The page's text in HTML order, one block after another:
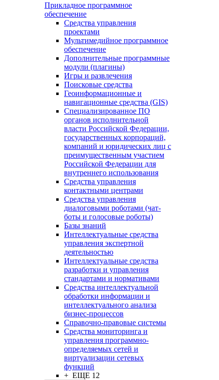
Прикладное программное
обеспечение
Средства управления
проектами
Мультимедийное программное
обеспечение
Дополнительные программные
модули (плагины)
Игры и развлечения
Поисковые средства
Геоинформационные и
навигационные средства (GIS)
Специализированное ПО
органов исполнительной
власти Российской Федерации,
государственных корпораций,
компаний и юридических лиц с
преимущественным участием
Российской Федерации для
внутреннего использования
Средства управления
контактными центрами
Средства управления
диалоговыми роботами (чат-
боты и голосовые роботы)
Базы знаний
Интеллектуальные средства
управления экспертной
деятельностью
Интеллектуальные средства
разработки и управления
стандартами и нормативами
Средства интеллектуальной
обработки информации и
интеллектуального анализа
бизнес-процессов
Справочно-правовые системы
Средства мониторинга и
управления программно-
определяемых сетей и
виртуализации сетевых
функций
+ ЕЩЕ 12